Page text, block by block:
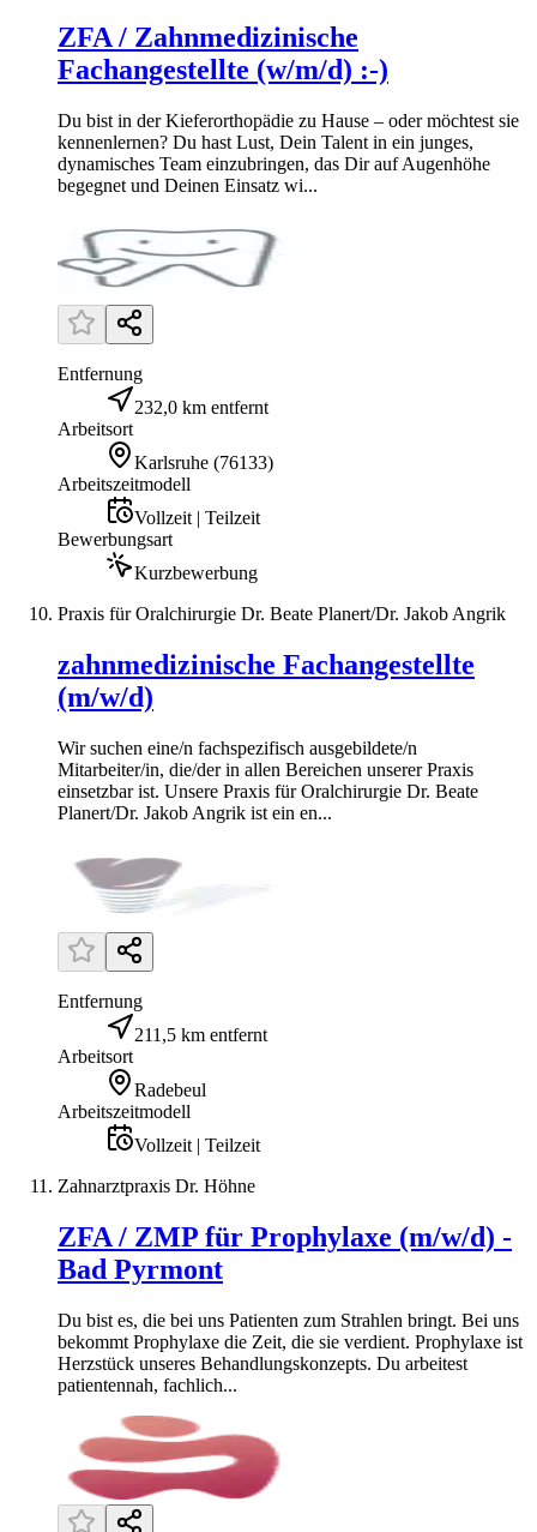
ZFA / Zahnmedizinische
Fachangestellte (w/m/d) :-)
Du bist in der Kieferorthopädie zu Hause – oder möchtest sie
kennenlernen? Du hast Lust, Dein Talent in ein junges,
dynamisches Team einzubringen, das Dir auf Augenhöhe
begegnet und Deinen Einsatz wi...
Entfernung
232,0 km entfernt
Arbeitsort
Karlsruhe (76133)
Arbeitszeitmodell
Vollzeit | Teilzeit
Bewerbungsart
Kurzbewerbung
Praxis für Oralchirurgie Dr. Beate Planert/Dr. Jakob Angrik
zahnmedizinische Fachangestellte
(m/w/d)
Wir suchen eine/n fachspezifisch ausgebildete/n
Mitarbeiter/in, die/der in allen Bereichen unserer Praxis
einsetzbar ist. Unsere Praxis für Oralchirurgie Dr. Beate
Planert/Dr. Jakob Angrik ist ein en...
Entfernung
211,5 km entfernt
Arbeitsort
Radebeul
Arbeitszeitmodell
Vollzeit | Teilzeit
Zahnarztpraxis Dr. Höhne
ZFA / ZMP für Prophylaxe (m/w/d) -
Bad Pyrmont
Du bist es, die bei uns Patienten zum Strahlen bringt. Bei uns
bekommt Prophylaxe die Zeit, die sie verdient. Prophylaxe ist
Herzstück unseres Behandlungskonzepts. Du arbeitest
patientennah, fachlich...